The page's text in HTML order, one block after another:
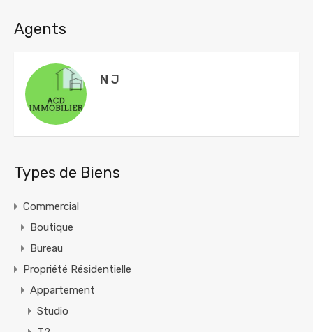
Agents
N J
Types de Biens
Commercial
Boutique
Bureau
Propriété Résidentielle
Appartement
Studio